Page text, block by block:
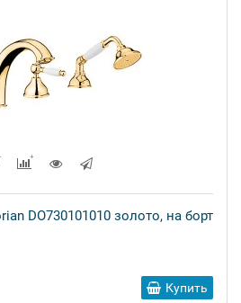
DO730101010 золото, на борт
Купить